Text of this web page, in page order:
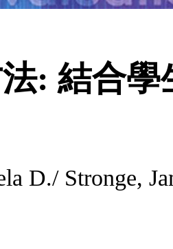
: 結合學
D./ Stronge,